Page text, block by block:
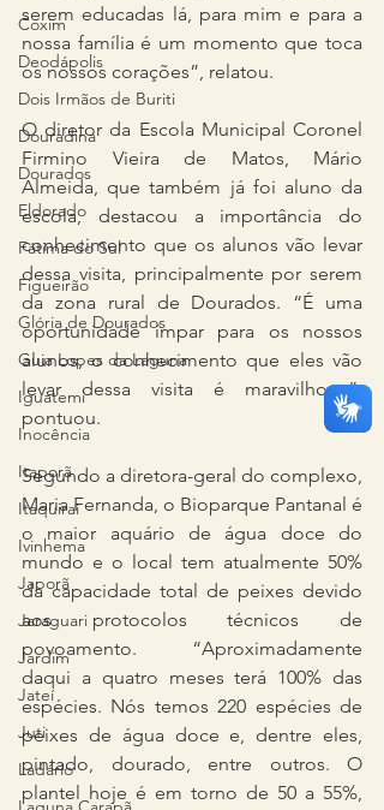
Coxim
Deodápolis
Dois Irmãos de Buriti
Douradina
Dourados
Eldorado
Fátima do Sul
Figueirão
Glória de Dourados
Guia Lopes da Laguna
Iguatemi
Inocência
Itaporã
Itaquiraí
Ivinhema
Japorã
Jaraguari
Jardim
Jateí
Juti
Ladário
serem educadas lá, para mim e para a
nossa família é um momento que toca
os nossos corações”, relatou.
O diretor da Escola Municipal Coronel
Firmino Vieira de Matos, Mário
Almeida, que também já foi aluno da
escola, destacou a importância do
conhecimento que os alunos vão levar
dessa visita, principalmente por serem
da zona rural de Dourados. “É uma
oportunidade ímpar para os nossos
alunos, o conhecimento que eles vão
levar dessa visita é maravilhoso”,
pontuou.
Segundo a diretora-geral do complexo,
Maria Fernanda, o Bioparque Pantanal é
o maior aquário de água doce do
mundo e o local tem atualmente 50%
da capacidade total de peixes devido
aos protocolos técnicos de
povoamento. “Aproximadamente
daqui a quatro meses terá 100% das
espécies. Nós temos 220 espécies de
peixes de água doce e, dentre eles,
pintado, dourado, entre outros. O
plantel hoje é em torno de 50 a 55%,